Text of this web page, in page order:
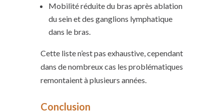
Mobilité réduite du bras après ablation
du sein et des ganglions lymphatique
dans le bras.
Cette liste n’est pas exhaustive, cependant
dans de nombreux cas les problématiques
remontaient à plusieurs années.
Conclusion